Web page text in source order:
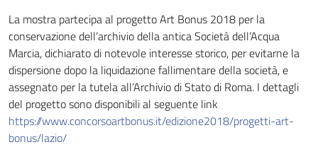
La mostra partecipa al progetto Art Bonus 2018 per la
conservazione dell’archivio della antica Società dell’Acqua
Marcia, dichiarato di notevole interesse storico, per evitarne la
dispersione dopo la liquidazione fallimentare della società, e
assegnato per la tutela all’Archivio di Stato di Roma. I dettagli
del progetto sono disponibili al seguente link
https://www.concorsoartbonus.it/edizione2018/progetti-art-
bonus/lazio/